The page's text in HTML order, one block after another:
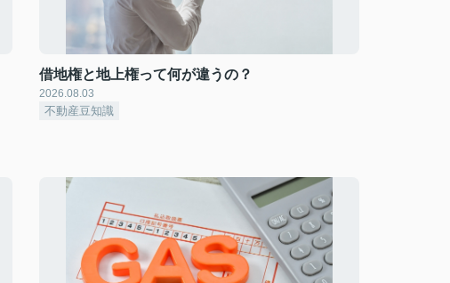
借地権と地上権って何が違うの？
2026.08.03
不動産豆知識